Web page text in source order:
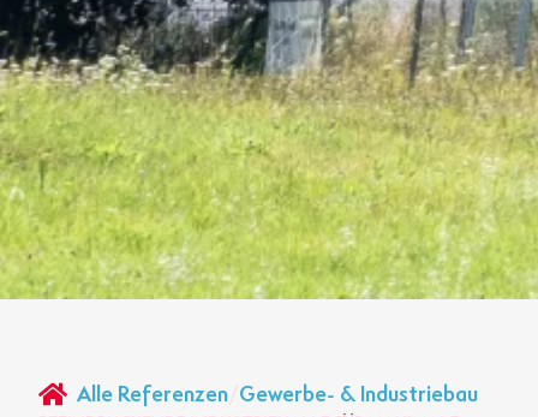
Alle Referenzen/Gewerbe- & Industriebau